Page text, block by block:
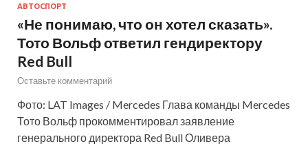
АВТОСПОРТ
«Не понимаю, что он хотел сказать».
Тото Вольф ответил гендиректору
Red Bull
Оставьте комментарий
Фото: LAT Images / Mercedes Глава команды Mercedes
Тото Вольф прокомментировал заявление
генерального директора Red Bull Оливера